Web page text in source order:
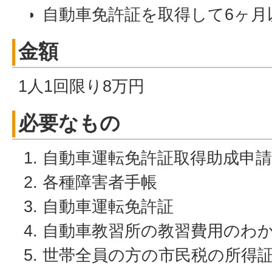
自動車免許証を取得して6ヶ
金額
1人1回限り8万円
必要なもの
自動車運転免許証取得助成申
各種障害者手帳
自動車運転免許証
自動車教習所の教習費用のわ
世帯全員の方の市民税の所得